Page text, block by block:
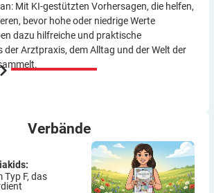
Mit KI-gestützten Vorher­sagen, die helfen,
bevor hohe oder niedrige Werte
dazu hilf­reiche und praktische
Arzt­praxis, dem Alltag und der Welt der
Verbände
Typ F, das